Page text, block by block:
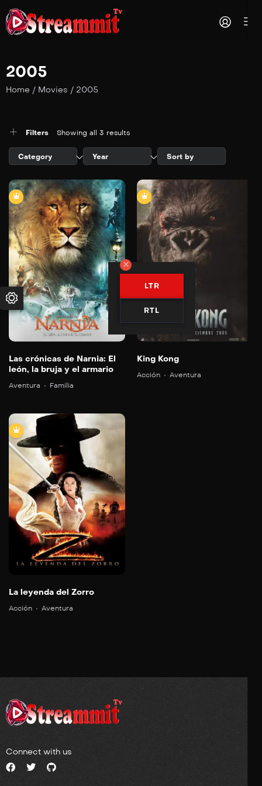
2005
Home / Movies / 2005
Filters Showing all 3 results
Category Year Sort by
Las crónicas de Narnia: El
león, la bruja y el armario
Aventura Familia
King Kong
Acción Aventura
La leyenda del Zorro
Acción Aventura
Connect with us
LTR
RTL